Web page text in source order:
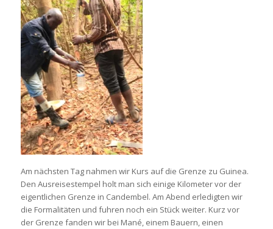
Am nächsten Tag nahmen wir Kurs auf die Grenze zu Guinea.
Den Ausreisestempel holt man sich einige Kilometer vor der
eigentlichen Grenze in Candembel. Am Abend erledigten wir
die Formalitäten und fuhren noch ein Stück weiter. Kurz vor
der Grenze fanden wir bei Mané, einem Bauern, einen